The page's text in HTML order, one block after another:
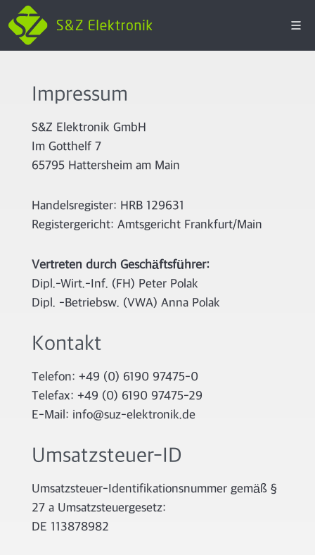
Impressum
S&Z Elektronik GmbH
Im Gotthelf 7
65795 Hattersheim am Main
Handelsregister: HRB 129631
Registergericht: Amtsgericht Frankfurt/Main
Vertreten durch Geschäftsführer:
Dipl.-Wirt.-Inf. (FH) Peter Polak
Dipl. -Betriebsw. (VWA) Anna Polak
Kontakt
Telefon: +49 (0) 6190 97475-0
Telefax: +49 (0) 6190 97475-29
E-Mail: info@suz-elektronik.de
Umsatzsteuer-ID
Umsatzsteuer-Identifikationsnummer gemäß §
27 a Umsatzsteuergesetz:
DE 113878982